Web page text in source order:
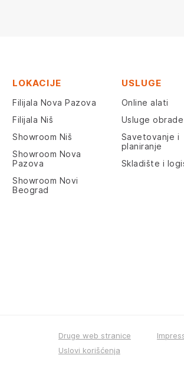
LOKACIJE
Filijala Nova Pazova
Filijala Niš
Showroom Niš
Showroom Nova
Pazova
Showroom Novi
Beograd
USLUGE
Online alati
Usluge obrade
Savetovanje i
planiranje
Skladište i
Druge web stranice
Uslovi korišćenja